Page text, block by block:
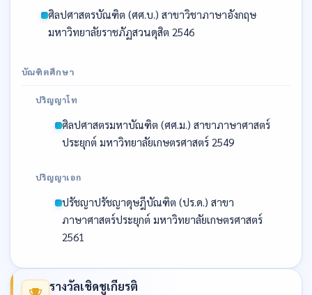
ศิลปศาสตรบัณฑิต (ศศ.บ.) สาขาวิชาภาษาอังกฤษ
มหาวิทยาลัยราชภัฏสวนดุสิต 2546
บัณฑิตศึกษา
ปริญญาโท
ศิลปศาสตรมหาบัณฑิต (ศศ.ม.) สาขาภาษาศาสตร์
ประยุกต์ มหาวิทยาลัยเกษตรศาสตร์ 2549
ปริญญาเอก
ปรัชญาปรัชญาดุษฎีบัณฑิต (ปร.ด.) สาขา
ภาษาศาสตร์ประยุกต์ มหาวิทยาลัยเกษตรศาสตร์
2561
รางวัลเชิดชูเกียรติ